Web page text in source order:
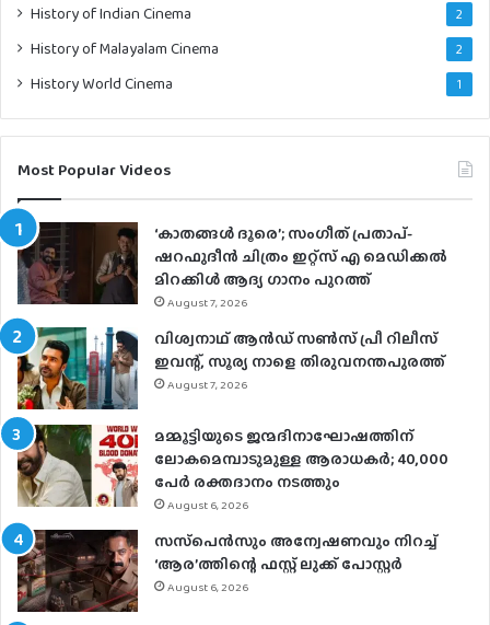
History of Indian Cinema 2
History of Malayalam Cinema 2
History World Cinema 1
Most Popular Videos
‘കാതങ്ങൾ ദൂരെ’; സംഗീത് പ്രതാപ്-
ഷറഫുദീൻ ചിത്രം ഇറ്റ്സ് എ മെഡിക്കൽ
മിറക്കിൾ ആദ്യ ഗാനം പുറത്ത്
August 7, 2026
വിശ്വനാഥ് ആന്‍ഡ് സണ്‍സ് പ്രീ റിലീസ്
ഇവന്റ്, സൂര്യ നാളെ തിരുവനന്തപുരത്ത്
August 7, 2026
മമ്മൂട്ടിയുടെ ജന്മദിനാഘോഷത്തിന്
ലോകമെമ്പാടുമുള്ള ആരാധകര്‍; 40,000
പേര്‍ രക്തദാനം നടത്തും
August 6, 2026
സസ്‌പെന്‍സും അന്വേഷണവും നിറച്ച്
‘ആര’ത്തിന്റെ ഫസ്റ്റ് ലുക്ക് പോസ്റ്റര്‍
August 6, 2026